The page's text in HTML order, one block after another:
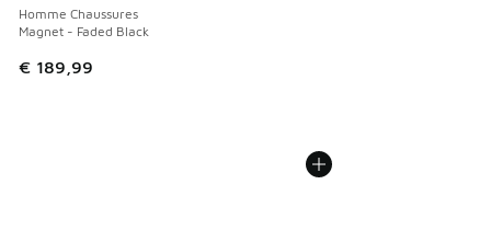
Homme Chaussures
Magnet - Faded Black
€ 189,99